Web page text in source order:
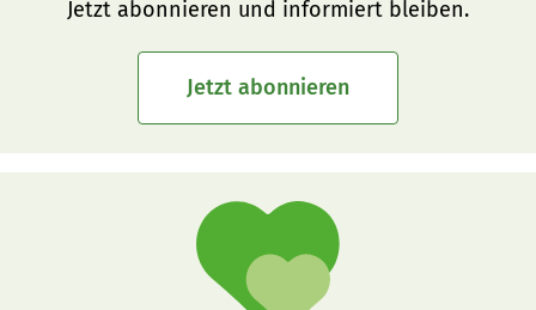
Jetzt abonnieren und informiert bleiben.
Jetzt abonnieren